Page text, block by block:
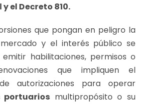
el Decreto 810.
que pongan en peligro la
y el interés público se
habilitaciones, permisos o
que impliquen el
autorizaciones para operar
portuarios multipropósito o su